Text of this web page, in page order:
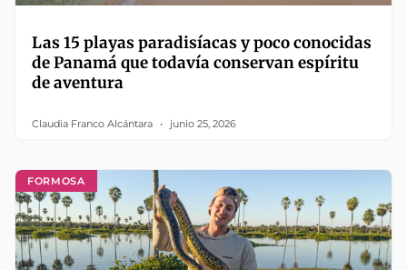
Las 15 playas paradisíacas y poco conocidas
de Panamá que todavía conservan espíritu
de aventura
Claudia Franco Alcántara junio 25, 2026
FORMOSA